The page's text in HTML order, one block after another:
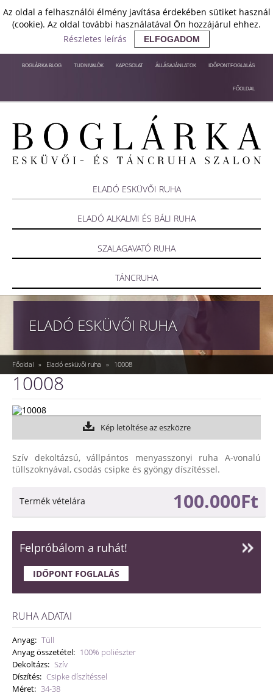
Az oldal a felhasználói élmény javítása érdekében sütiket használ
(cookie). Az oldal további használatával Ön hozzájárul ehhez.
Részletes leírás
ELFOGADOM
IDŐPONTFOGLALÁS
ÁLLÁSAJÁNLATOK
KAPCSOLAT
TUDNIVALÓK
BOGLÁRKA BLOG
FŐOLDAL
ELADÓ ESKÜVŐI RUHA
ELADÓ ALKALMI ÉS BÁLI RUHA
SZALAGAVATÓ RUHA
TÁNCRUHA
ELADÓ ESKÜVŐI RUHA
Főoldal » Eladó esküvői ruha » 10008
10008
Kép letöltése az eszközre
Szív dekoltázsú, vállpántos menyasszonyi ruha A-vonalú
tüllszoknyával, csodás csipke és gyöngy díszítéssel.
Termék vételára 100.000Ft
Felpróbálom a ruhát!
IDŐPONT FOGLALÁS
RUHA ADATAI
Anyag: Tüll
Anyag összetétel: 100% poliészter
Dekoltázs: Szív
Díszítés: Csipke díszítéssel
Méret: 34-38